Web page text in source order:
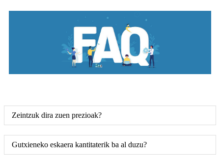
Zeintzuk dira zuen prezioak?
Gutxieneko eskaera kantitaterik ba al duzu?